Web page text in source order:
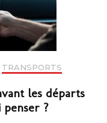
TRANSPORTS
les départs
penser ?